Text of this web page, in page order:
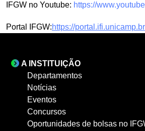
IFGW no Youtube: https://
Portal IFGW:https://portal.ifi.unicamp.br
A INSTITUIÇÃO
Departamentos
Notícias
Eventos
Concursos
Oportunidades de bolsas no